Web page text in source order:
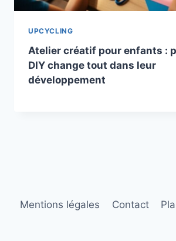
UPCYCLING
Atelier créatif pour enfants :
DIY change tout dans leur
développement
Mentions légales Contact